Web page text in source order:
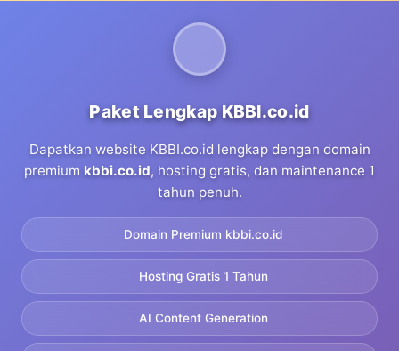
Paket Lengkap KBBI.co.id
Dapatkan website KBBI.co.id lengkap dengan domain
premium kbbi.co.id, hosting gratis, dan maintenance 1
tahun penuh.
Domain Premium kbbi.co.id
Hosting Gratis 1 Tahun
AI Content Generation